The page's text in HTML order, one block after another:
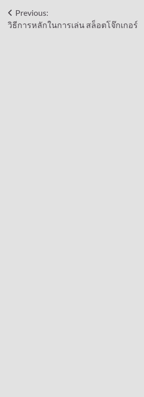
Post
Previous:
วิธีการหลักในการเล่น สล็อตโจ๊กเกอร์